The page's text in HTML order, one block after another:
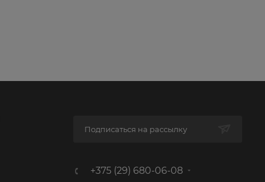
Подписаться на рассылку
+375 (29) 680-06-08